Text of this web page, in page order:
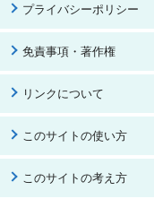
プライバシーポリシー
免責事項・著作権
リンクについて
このサイトの使い方
このサイトの考え方